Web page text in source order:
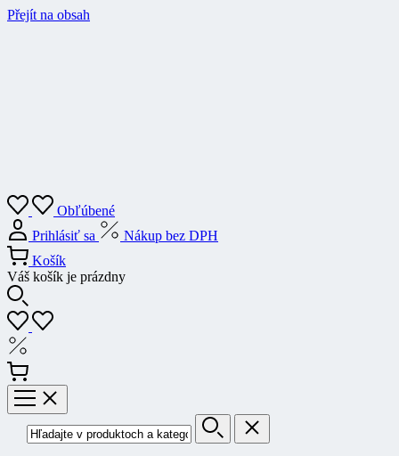
Přejít na obsah
Obľúbené
Prihlásiť sa
Nákup bez DPH
Košík
Váš košík je prázdny